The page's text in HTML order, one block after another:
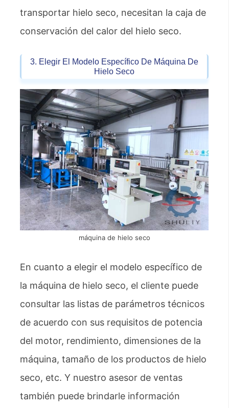
transportar hielo seco, necesitan la caja de
conservación del calor del hielo seco.
3. Elegir El Modelo Específico De Máquina De
Hielo Seco
máquina de hielo seco
En cuanto a elegir el modelo específico de
la máquina de hielo seco, el cliente puede
consultar las listas de parámetros técnicos
de acuerdo con sus requisitos de potencia
del motor, rendimiento, dimensiones de la
máquina, tamaño de los productos de hielo
seco, etc. Y nuestro asesor de ventas
también puede brindarle información